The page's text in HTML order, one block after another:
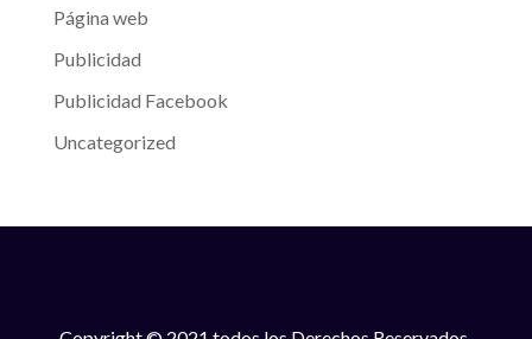
Página web
Publicidad
Publicidad Facebook
Uncategorized